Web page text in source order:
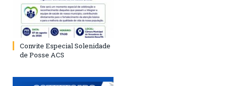
Convite Especial Solenidade
de Posse ACS